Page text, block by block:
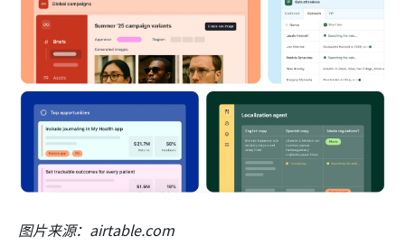
图片来源：airtable.com